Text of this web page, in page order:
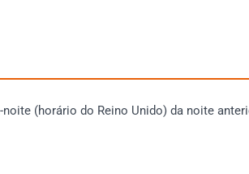
(horário do Reino Unido) da noite